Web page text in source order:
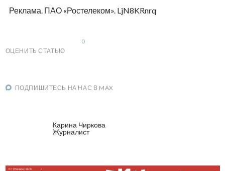
Реклама. ПАО «Ростелеком». LjN8KRnrq
ОЦЕНИТЬ СТАТЬЮ
0
ПОДПИШИТЕСЬ НА НАС В MAX
Карина Чиркова
Журналист